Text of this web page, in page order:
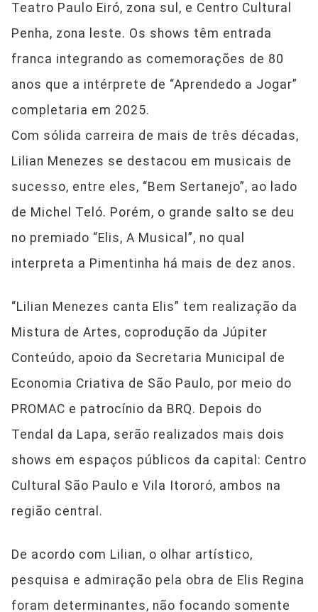
Teatro Paulo Eiró, zona sul, e Centro Cultural
Penha, zona leste. Os shows têm entrada
franca integrando as comemorações de 80
anos que a intérprete de “Aprendedo a Jogar”
completaria em 2025.
Com sólida carreira de mais de três décadas,
Lilian Menezes se destacou em musicais de
sucesso, entre eles, “Bem Sertanejo”, ao lado
de Michel Teló. Porém, o grande salto se deu
no premiado “Elis, A Musical”, no qual
interpreta a Pimentinha há mais de dez anos.
“Lilian Menezes canta Elis” tem realização da
Mistura de Artes, coprodução da Júpiter
Conteúdo, apoio da Secretaria Municipal de
Economia Criativa de São Paulo, por meio do
PROMAC e patrocínio da BRQ. Depois do
Tendal da Lapa, serão realizados mais dois
shows em espaços públicos da capital: Centro
Cultural São Paulo e Vila Itororó, ambos na
região central.
De acordo com Lilian, o olhar artístico,
pesquisa e admiração pela obra de Elis Regina
foram determinantes, não focando somente